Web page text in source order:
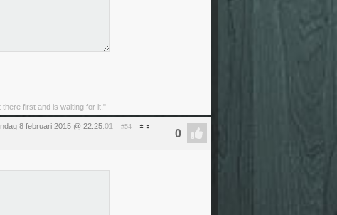
first and is waiting for it."
8 februari 2015 @ 22:25:01 #54